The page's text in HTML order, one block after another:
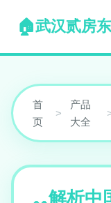
武汉贰房
首
页
>
产品
大全
解析中